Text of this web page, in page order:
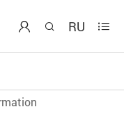
  RU 